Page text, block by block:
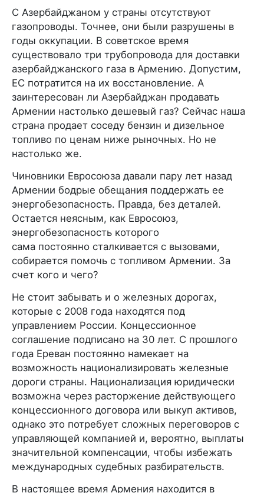
С Азербайджаном у страны отсутствуют
газопроводы. Точнее, они были разрушены в
годы оккупации. В советское время
существовало три трубопровода для доставки
азербайджанского газа в Армению. Допустим,
ЕС потратится на их восстановление. А
заинтересован ли Азербайджан продавать
Армении настолько дешевый газ? Сейчас наша
страна продает соседу бензин и дизельное
топливо по ценам ниже рыночных. Но не
настолько же.
Чиновники Евросоюза давали пару лет назад
Армении бодрые обещания поддержать ее
энергобезопасность. Правда, без деталей.
Остается неясным, как Евросоюз,
энергобезопасность которого
сама постоянно сталкивается с вызовами,
собирается помочь с топливом Армении. За
счет кого и чего?
Не стоит забывать и о железных дорогах,
которые с 2008 года находятся под
управлением России. Концессионное
соглашение подписано на 30 лет. С прошлого
года Ереван постоянно намекает на
возможность национализировать железные
дороги страны. Национализация юридически
возможна через расторжение действующего
концессионного договора или выкуп активов,
однако это потребует сложных переговоров с
управляющей компанией и, вероятно, выплаты
значительной компенсации, чтобы избежать
международных судебных разбирательств.
В настоящее время Армения находится в